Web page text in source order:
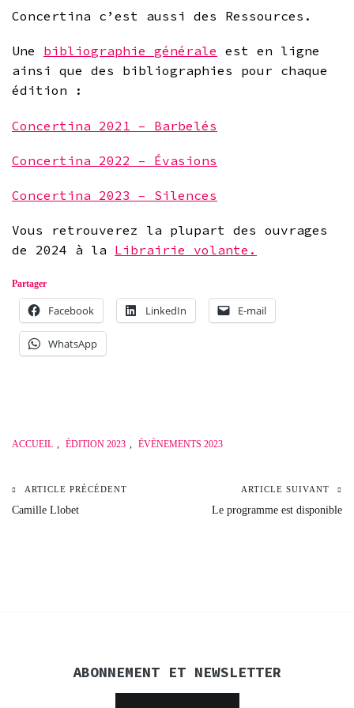
Concertina c’est aussi des Ressources.
Une bibliographie générale est en ligne
ainsi que des bibliographies pour chaque
édition :
Concertina 2021 – Barbelés
Concertina 2022 – Évasions
Concertina 2023 – Silences
Vous retrouverez la plupart des ouvrages
de 2024 à la Librairie volante.
Partager
Facebook LinkedIn E-mail
WhatsApp
ACCUEIL , ÉDITION 2023 , ÉVÈNEMENTS 2023
Navigation
ARTICLE PRÉCÉDENT
Camille Llobet
ARTICLE SUIVANT
Le programme est disponible
ABONNEMENT ET NEWSLETTER